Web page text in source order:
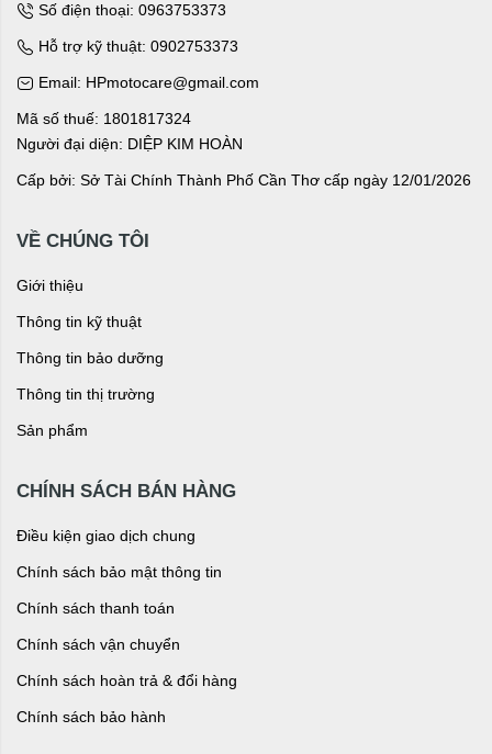
Số điện thoại: 0963753373
Hỗ trợ kỹ thuật: 0902753373
Email: HPmotocare@gmail.com
Mã số thuế: 1801817324
Người đại diện: DIỆP KIM HOÀN
Cấp bởi: Sở Tài Chính Thành Phố Cần Thơ cấp ngày 12/01/2026
VỀ CHÚNG TÔI
Giới thiệu
Thông tin kỹ thuật
Thông tin bảo dưỡng
Thông tin thị trường
Sản phẩm
CHÍNH SÁCH BÁN HÀNG
Điều kiện giao dịch chung
Chính sách bảo mật thông tin
Chính sách thanh toán
Chính sách vận chuyển
Chính sách hoàn trả & đổi hàng
Chính sách bảo hành